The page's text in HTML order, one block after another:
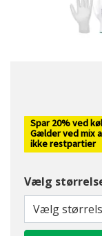
Spar 20% ved
Gælder ved mix
ikke restpartier
Vælg
Vælg